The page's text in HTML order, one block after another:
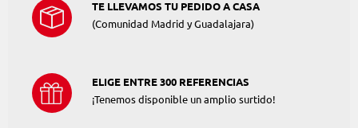
TE LLEVAMOS TU PEDIDO A CASA
(Comunidad Madrid y Guadalajara)
ELIGE ENTRE 300 REFERENCIAS
¡Tenemos disponible un amplio surtido!